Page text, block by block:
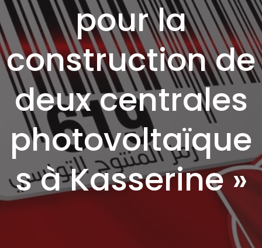
pour la
construction de
deux centrales
photovoltaïque
s à Kasserine »